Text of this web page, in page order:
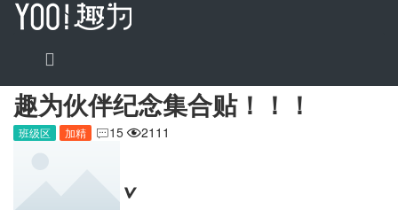
趣为伙伴纪念集合贴！！！
班级区 加精 15 2111